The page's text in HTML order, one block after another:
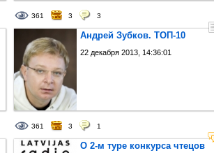
361 3 3
Андрей Зубков. ТОП-10
22 декабря 2013, 14:36:01
361 3 1
О 2-м туре конкурса чтецов